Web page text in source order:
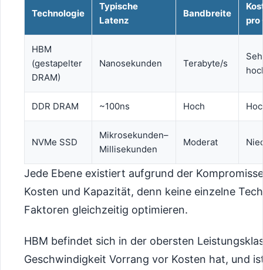
Technologie
Typische
Latenz
Bandbreite
pro
HBM
(gestapelter
DRAM)
Nanosekunden Terabyte/s
DDR DRAM ~100ns Hoch
NVMe SSD
Mikrosekunden–
Millisekunden
Moderat
Jede Ebene existiert aufgrund der
Kosten und Kapazität, denn keine einzelne
Faktoren gleichzeitig optimieren.
HBM befindet sich in der obersten
Geschwindigkeit Vorrang vor Kosten hat, und